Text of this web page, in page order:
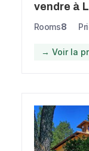
vendre à
Rooms8
→ Voir la